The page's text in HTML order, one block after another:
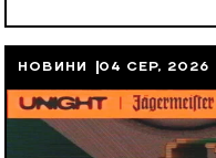
НОВИНИ 04 СЕР, 2026